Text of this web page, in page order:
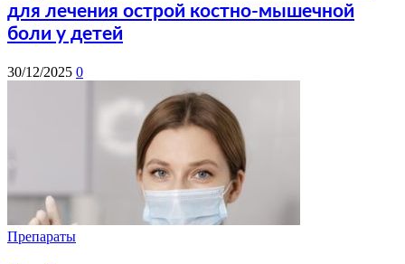
для лечения острой костно-мышечной
боли у детей
30/12/2025 0
Препараты